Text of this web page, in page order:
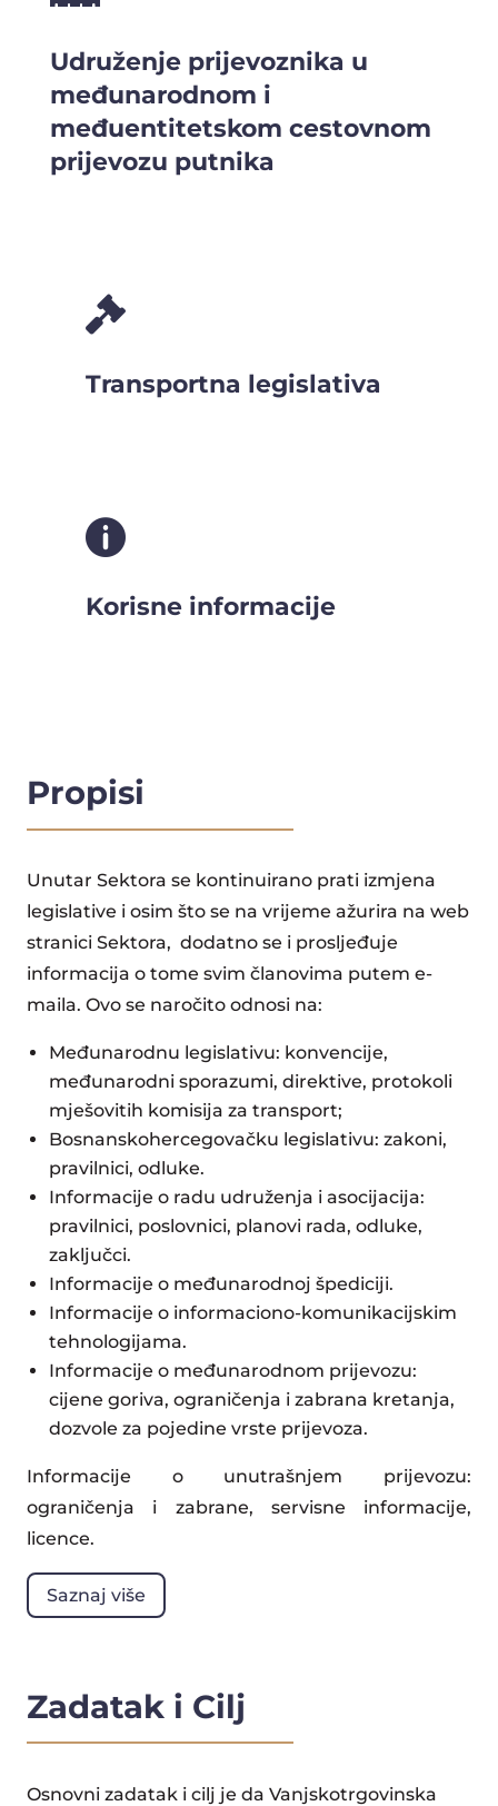
Udruženje prijevoznika u
međunarodnom i
međuentitetskom cestovnom
prijevozu putnika

Transportna legislativa

Korisne informacije
Propisi
Unutar Sektora se kontinuirano prati izmjena
legislative i osim što se na vrijeme ažurira na web
stranici Sektora, dodatno se i prosljeđuje
informacija o tome svim članovima putem e-
maila. Ovo se naročito odnosi na:
Međunarodnu legislativu: konvencije,
međunarodni sporazumi, direktive, protokoli
mješovitih komisija za transport;
Bosnanskohercegovačku legislativu: zakoni,
pravilnici, odluke.
Informacije o radu udruženja i asocijacija:
pravilnici, poslovnici, planovi rada, odluke,
zaključci.
Informacije o međunarodnoj špediciji.
Informacije o informaciono-komunikacijskim
tehnologijama.
Informacije o međunarodnom prijevozu:
cijene goriva, ograničenja i zabrana kretanja,
dozvole za pojedine vrste prijevoza.
Informacije o unutrašnjem prijevozu:
ograničenja i zabrane, servisne informacije,
licence.
Saznaj više
Zadatak i Cilj
Osnovni zadatak i cilj je da Vanjskotrgovinska